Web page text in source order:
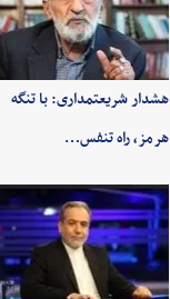
هشدار شریعتمداری: با تنگه
هرمز، راه تنفس…